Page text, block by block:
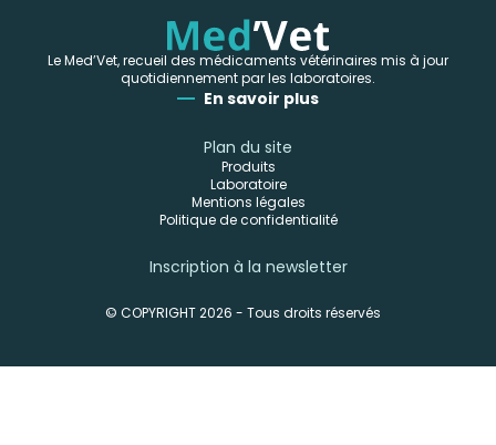
Le Med’Vet, recueil des médicaments vétérinaires mis à jour
quotidiennement par les laboratoires.
En savoir plus
Plan du site
Produits
Laboratoire
Mentions légales
Politique de confidentialité
Inscription à la newsletter
© COPYRIGHT 2026 - Tous droits réservés